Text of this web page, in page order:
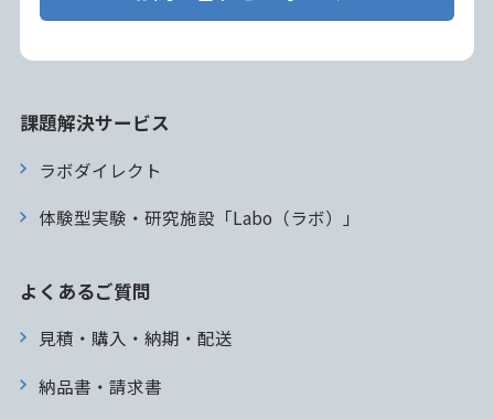
課題解決サービス
ラボダイレクト
体験型実験・研究施設「Labo（ラボ）」
よくあるご質問
見積・購入・納期・配送
納品書・請求書